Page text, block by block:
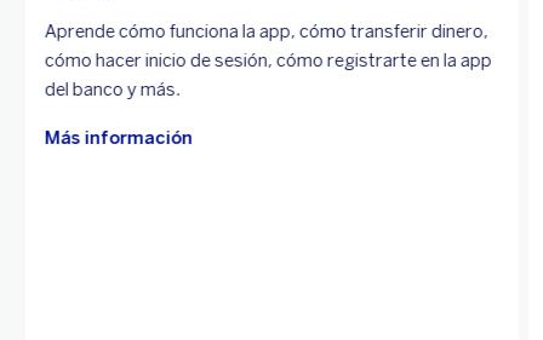
Aprende cómo funciona la app, cómo transferir dinero,
cómo hacer inicio de sesión, cómo registrarte en la app
del banco y más.
Más información